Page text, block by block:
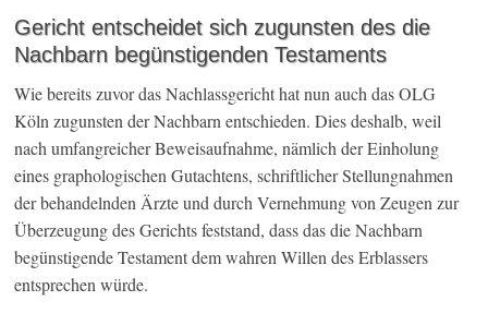
Gericht entscheidet sich zugunsten des die
Nachbarn begünstigenden Testaments
Wie bereits zuvor das Nachlassgericht hat nun auch das OLG
Köln zugunsten der Nachbarn entschieden. Dies deshalb, weil
nach umfangreicher Beweisaufnahme, nämlich der Einholung
eines graphologischen Gutachtens, schriftlicher Stellungnahmen
der behandelnden Ärzte und durch Vernehmung von Zeugen zur
Überzeugung des Gerichts feststand, dass das die Nachbarn
begünstigende Testament dem wahren Willen des Erblassers
entsprechen würde.